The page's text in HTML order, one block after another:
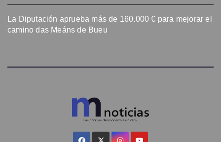
La Diputación aprueba más de 160.000 € para mejorar el
camino das Meáns de Bueu